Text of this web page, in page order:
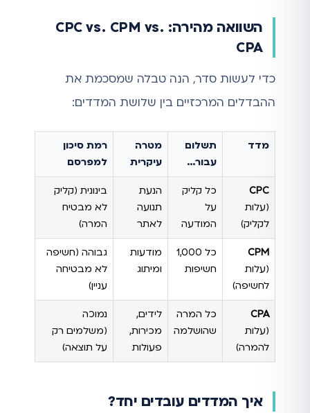
השוואה מהירה: CPC vs. CPM vs.
CPA
כדי לעשות סדר, הנה טבלה שמסכמת את
ההבדלים המרכזיים בין שלושת המדדים:
מדד
תשלום
עבור…
מטרה
עיקרית
רמת סיכון
למפרסם
CPC
(עלות
לקליק)
כל קליק
על
המודעה
הנעת
תנועה
לאתר
בינונית (קליק
לא מבטיח
המרה)
CPM
(עלות
לחשיפה)
כל 1,000
חשיפות
מודעות
ומיתוג
גבוהה (חשיפה
לא מבטיחה
עניין)
CPA
(עלות
להמרה)
כל המרה
שהושלמה
לידים,
מכירות,
פעולות
נמוכה
(משלמים רק
על תוצאה)
איך המדדים עובדים יחד?